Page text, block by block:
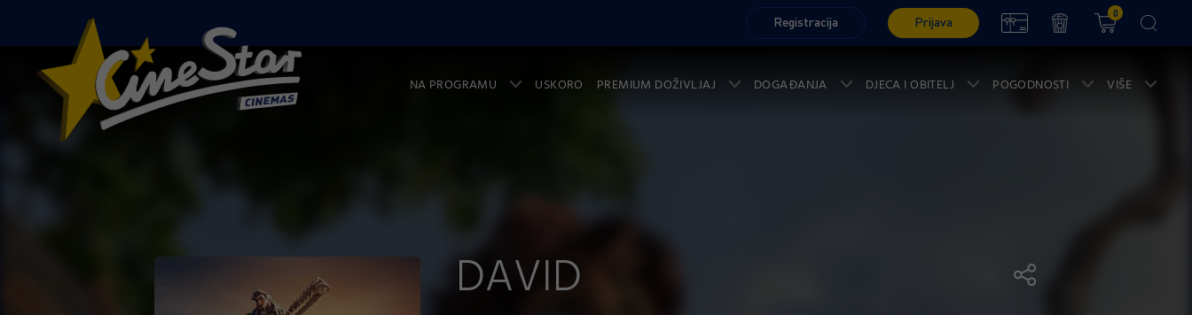
Registracija Prijava
0
NA PROGRAMU USKORO PREMIUM DOŽIVLJAJ DOGAĐANJA DJECA I OBITELJ POGODNOSTI VIŠE
DAVID